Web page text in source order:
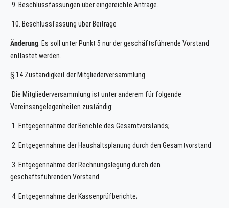
9. Beschlussfassungen über eingereichte Anträge.
10. Beschlussfassung über Beiträge
Änderung: Es soll unter Punkt 5 nur der geschäftsführende Vorstand
entlastet werden.
§ 14 Zuständigkeit der Mitgliederversammlung
Die Mitgliederversammlung ist unter anderem für folgende
Vereinsangelegenheiten zuständig:
1. Entgegennahme der Berichte des Gesamtvorstands;
2. Entgegennahme der Haushaltsplanung durch den Gesamtvorstand
3. Entgegennahme der Rechnungslegung durch den
geschäftsführenden Vorstand
4. Entgegennahme der Kassenprüfberichte;